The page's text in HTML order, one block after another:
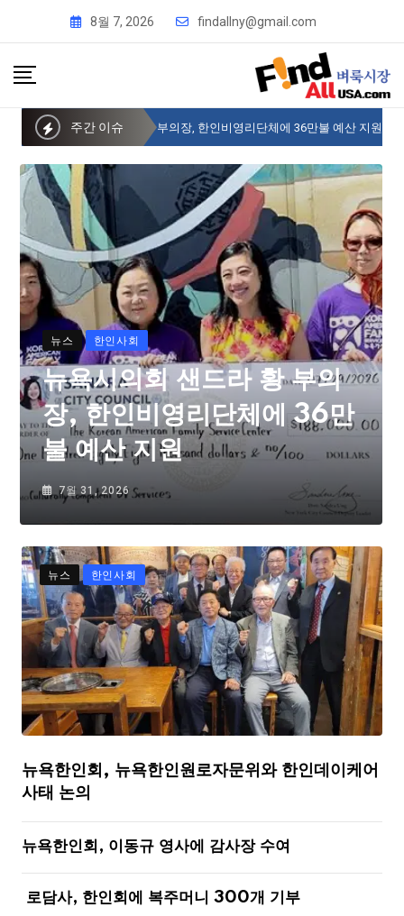
8월 7, 2026 findallny@gmail.com
주간 이슈
뉴욕시의회 샌드라 황 부의장, 한인비영리단체에 36만불 예산 지원
뉴스 한인사회
뉴욕시의회 샌드라 황 부의
장, 한인비영리단체에 36만
불 예산 지원
7월 31, 2026
뉴스 한인사회
뉴욕한인회, 뉴욕한인원로자문위와 한인데이케어
사태 논의
뉴욕한인회, 이동규 영사에 감사장 수여
로담사, 한인회에 복주머니 300개 기부